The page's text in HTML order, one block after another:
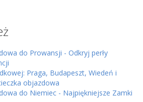
do Prowansji - Odkryj perły
Praga, Budapeszt, Wiedeń i
objazdowa
do Niemiec - Najpiękniejsze Zamki